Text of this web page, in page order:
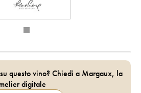
questo vino? Chiedi a Margaux, la
digitale